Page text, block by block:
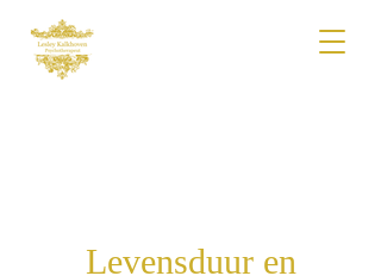
Levensduur en